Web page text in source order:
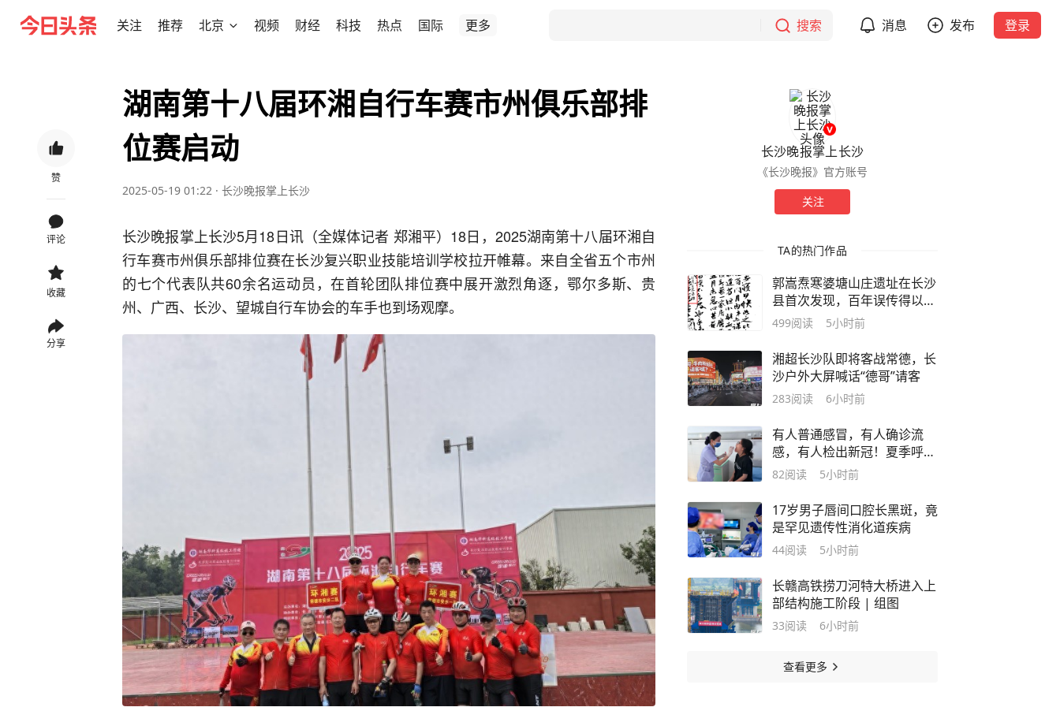
关注 推荐 北京 视频 财经 科技 热点 国际 更多 搜索 消息 发布 登录
赞
评论
收藏
分享
湖南第十八届环湘自行车赛市州俱乐部排
位赛启动
2025-05-19 01:22 · 长沙晚报掌上长沙
长沙晚报掌上长沙5月18日讯（全媒体记者 郑湘平）18日，2025湖南第十八届环湘自
行车赛市州俱乐部排位赛在长沙复兴职业技能培训学校拉开帷幕。来自全省五个市州
的七个代表队共60余名运动员，在首轮团队排位赛中展开激烈角逐，鄂尔多斯、贵
州、广西、长沙、望城自行车协会的车手也到场观摩。
长沙晚报掌上长沙
《长沙晚报》官方账号
关注
TA的热门作品
郭嵩焘寒婆塘山庄遗址在长沙
县首次发现，百年误传得以修
正
499阅读 5小时前
湘超长沙队即将客战常德，长
沙户外大屏喊话“德哥”请客
283阅读 6小时前
有人普通感冒，有人确诊流
感，有人检出新冠！夏季呼吸
道疾病防护攻略请收好
82阅读 5小时前
17岁男子唇间口腔长黑斑，竟
是罕见遗传性消化道疾病
44阅读 5小时前
长赣高铁捞刀河特大桥进入上
部结构施工阶段 | 组图
33阅读 6小时前
查看更多